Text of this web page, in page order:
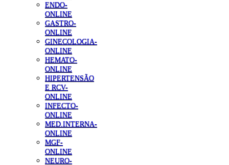
ENDO-
ONLINE
GASTRO-
ONLINE
GINECOLOGIA-
ONLINE
HEMATO-
ONLINE
HIPERTENSÃO
E RCV-
ONLINE
INFECTO-
ONLINE
MED.INTERNA-
ONLINE
MGF-
ONLINE
NEURO-